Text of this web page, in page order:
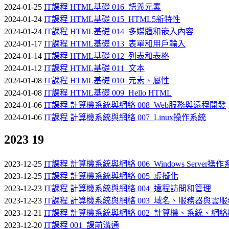
2024-01-25 IT課程 HTML基礎 016_語義元素
2024-01-24 IT課程 HTML基礎 015_HTML5新特性
2024-01-24 IT課程 HTML基礎 014_多媒體和嵌入內容
2024-01-17 IT課程 HTML基礎 013_表單和用戶輸入
2024-01-14 IT課程 HTML基礎 012_列表和表格
2024-01-12 IT課程 HTML基礎 011_文本
2024-01-08 IT課程 HTML基礎 010_元素、屬性
2024-01-08 IT課程 HTML基礎 009_Hello HTML
2024-01-06 IT課程 計算機系統與網絡 008_Web服務與遠程開發
2024-01-06 IT課程 計算機系統與網絡 007_Linux操作系統
2023 19
2023-12-25 IT課程 計算機系統與網絡 006_Windows Server操作
2023-12-25 IT課程 計算機系統與網絡 005_虛擬化
2023-12-23 IT課程 計算機系統與網絡 004_遠程訪問和管理
2023-12-23 IT課程 計算機系統與網絡 003_域名、服務器與雲服
2023-12-21 IT課程 計算機系統與網絡 002_計算機、系統、網絡
2023-12-20 IT課程 001_課前溝通